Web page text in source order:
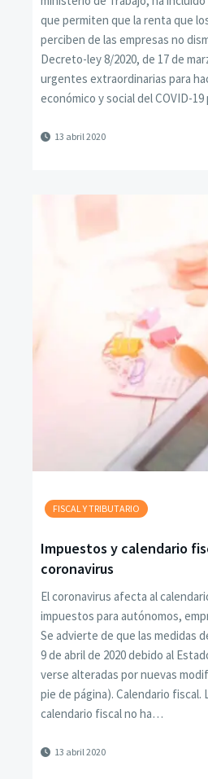
que permiten que la renta que
perciben de las empresas no
Decreto-ley 8/2020, de 17 de
urgentes extraordinarias para
económico y social del COVID-
13 abril 2020
FISCAL Y TRIBUTARIO
Impuestos y calendario
coronavirus
El coronavirus afecta al
impuestos para autónomos,
Se advierte de que las medidas
9 de abril de 2020 debido al
verse alteradas por nuevas
pie de página). Calendario
calendario fiscal no ha…
13 abril 2020